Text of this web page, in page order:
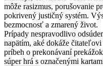
môže rasizmus, porušovanie
pokrivený justičný systém.
bezmocnosť a zmarený život.
Prípady nespravodlivo
napätím, aké dokáže
príbeh o prekonávaní
súper hrá s označenými